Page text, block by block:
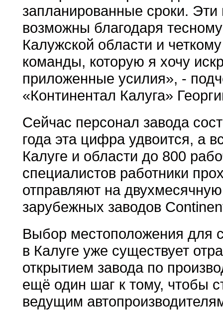
запланированные сроки.
возможны благодаря
Калужской области и
команды, которую я хочу
приложенные усилия», -
«Континентал Калуга»
Сейчас персонал завода
года эта цифра удвоится, а
Калуге и области до 800
специалистов работники
отправляют на
зарубежных заводов
Выбор местоположения для
в Калуге уже существует
открытием завода по
ещё один шаг к тому, чтобы
ведущим